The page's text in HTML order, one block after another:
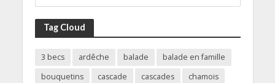
Tag Cloud
3 becs ardêche balade
balade en famille
bouquetins
cascade cascades
chamois